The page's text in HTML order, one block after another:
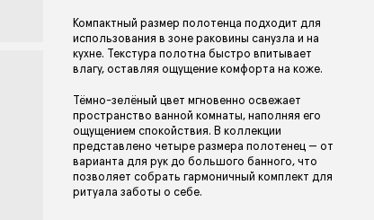
Компактный размер полотенца подходит для
использования в зоне раковины санузла и на
кухне. Текстура полотна быстро впитывает
влагу, оставляя ощущение комфорта на коже.
Тёмно-зелёный цвет мгновенно освежает
пространство ванной комнаты, наполняя его
ощущением спокойствия. В коллекции
представлено четыре размера полотенец — от
варианта для рук до большого банного, что
позволяет собрать гармоничный комплект для
ритуала заботы о себе.